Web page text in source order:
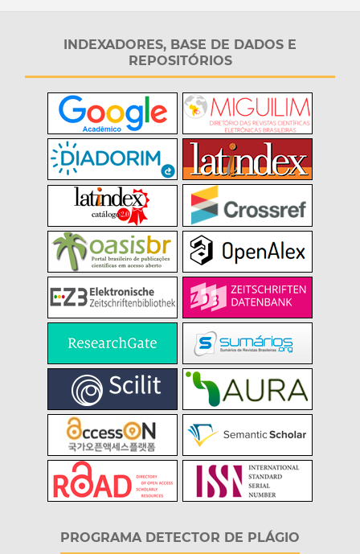
INDEXADORES, BASE DE DADOS E
REPOSITÓRIOS
PROGRAMA DETECTOR DE PLÁGIO